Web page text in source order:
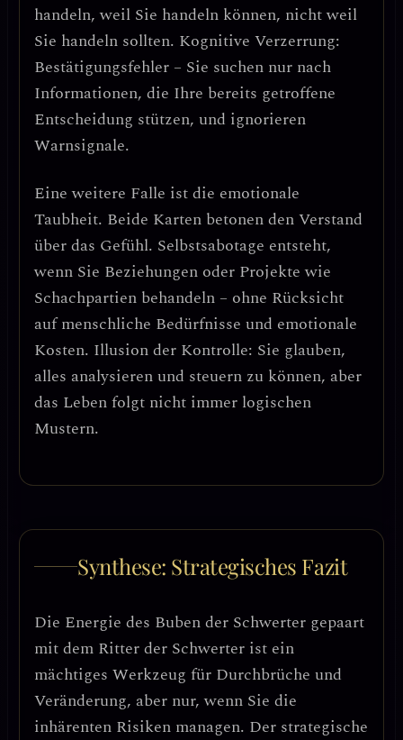
handeln, weil Sie handeln können, nicht weil
Sie handeln sollten. Kognitive Verzerrung:
Bestätigungsfehler – Sie suchen nur nach
Informationen, die Ihre bereits getroffene
Entscheidung stützen, und ignorieren
Warnsignale.
Eine weitere Falle istdie emotionale
Taubheit. Beide Karten betonen den Verstand
über das Gefühl. Selbstsabotage entsteht,
wenn Sie Beziehungen oder Projekte wie
Schachpartien behandeln – ohne Rücksicht
auf menschliche Bedürfnisse und emotionale
Kosten. Illusion der Kontrolle: Sie glauben,
alles analysieren und steuern zu können, aber
das Leben folgt nicht immer logischen
Mustern.
Synthese: Strategisches Fazit
Die Energie des Buben der Schwerter gepaart
mit dem Ritter der Schwerter ist ein
mächtiges Werkzeug für Durchbrüche und
Veränderung, aber nur, wenn Sie die
inhärenten Risiken managen. Der strategische